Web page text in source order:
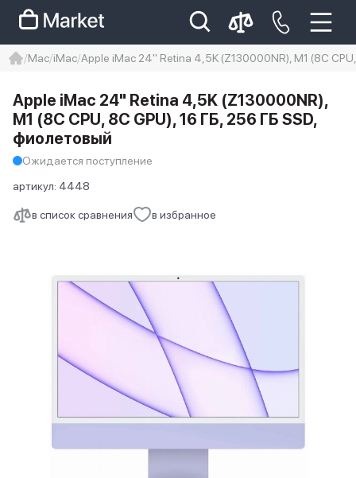
Iphone 14 pro max
айфон 14
Mac iMac Apple iMac 24" Retina 4,5K (Z130000NR), M1 (8C
в список сравнения в избранное
Apple iMac 24" Retina 4,5K (Z130000NR),
M1 (8C CPU, 8C GPU), 16 ГБ, 256 ГБ SSD,
фиолетовый
Ожидается поступление
артикул: 4448